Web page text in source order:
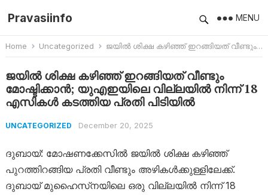
Pravasiinfo MENU
Home Uncategorized ജയിൽ ശിക്ഷ കഴിഞ്ഞ് ഇറങ്ങിയത് വീണ്ടും മോഷ്ടിക്കാൻ; യുഎഇയിലെ വില്ലയിൽ നിന്ന് 18 എസികൾ കടത്തിയ പ്രതി പിടിയിൽ
ജയിൽ ശിക്ഷ കഴിഞ്ഞ് ഇറങ്ങിയത് വീണ്ടും
മോഷ്ടിക്കാൻ; യുഎഇയിലെ വില്ലയിൽ നിന്ന് 18
എസികൾ കടത്തിയ പ്രതി പിടിയിൽ
UNCATEGORIZED December 20, 2025
ദുബായ്: മോഷണക്കേസിൽ ജയിൽ ശിക്ഷ കഴിഞ്ഞ്
പുറത്തിറങ്ങിയ പ്രതി വീണ്ടും അഴികൾക്കുള്ളിലേക്ക്.
ദുബായ് മുഹൈസ്‌നയിലെ ഒരു വില്ലയിൽ നിന്ന് 18